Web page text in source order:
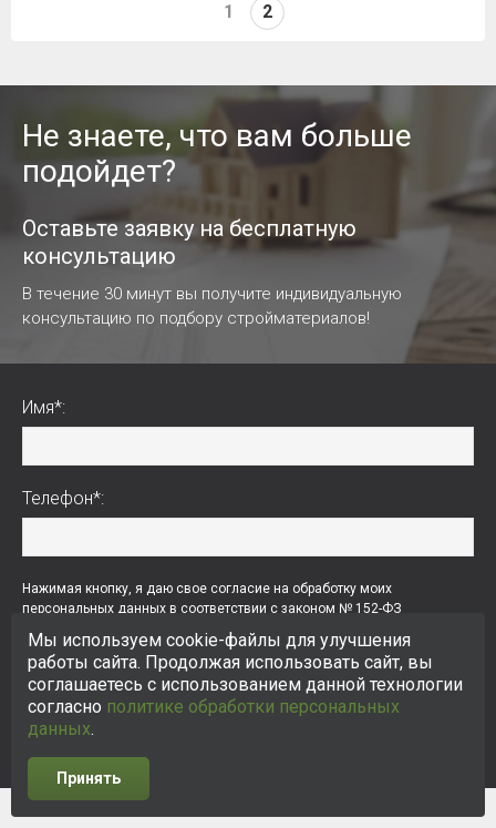
1 2
Не знаете, что вам больше
подойдет?
Оставьте заявку на бесплатную
консультацию
В течение 30 минут вы получите индивидуальную
консультацию по подбору стройматериалов!
Имя*:
Телефон*:
Нажимая кнопку, я даю свое согласие на обработку моих
персональных данных в соответствии с законом № 152-ФЗ
пользовательского соглашения, а также условияполитики обработки
персональных данных.
Мы используем cookie-файлы для улучшения
работы сайта. Продолжая использовать сайт, вы
соглашаетесь с использованием данной технологии
согласно политике обработки персональных
данных.
Принять